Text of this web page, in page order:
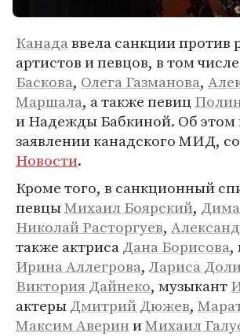
Канадаввела санкции против
артистов и певцов, в том числе
Баскова, Олега Газманова,
Маршала, а также певиц
и Надежды Бабкиной. Об этом
заявлении канадского МИД,
Новости.
Кроме того, в санкционный
певцыМихаил Боярский,
Николай Расторгуев,
также актрисаДана Борисова,
Ирина Аллегрова, Лариса
Виктория Дайнеко, музыкант
актерыДмитрий Дюжев,
Максим АвериниМихаил